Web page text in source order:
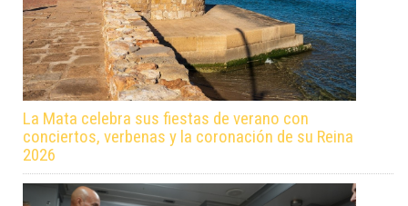
La Mata celebra sus fiestas de verano con
conciertos, verbenas y la coronación de su Reina
2026